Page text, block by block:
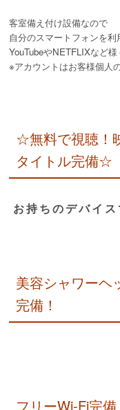
客室備え付け設備なので
自分のスマートフォンを利
YouTubeやNETFLIXなど様
※アカウントはお客様個人
☆無料で視聴！
タイトル完備☆
お持ちのデバイ
美容シャワーヘ
完備！
フリーWi-Fi完備